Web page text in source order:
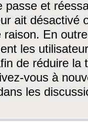
passe et
ait désactivé
raison. En
les
de réduire la
vous à
les